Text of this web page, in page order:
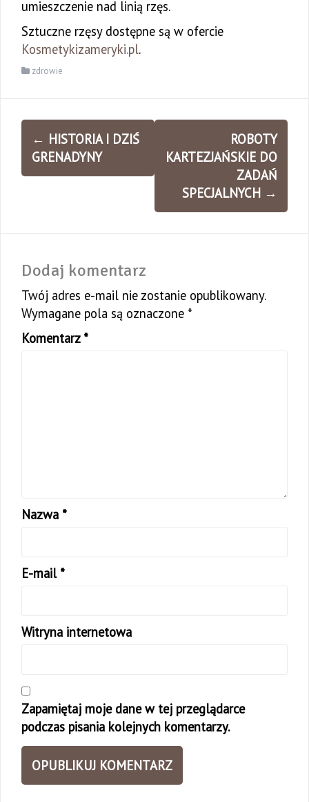
umieszczenie nad linią rzęs.
Sztuczne rzęsy dostępne są w ofercie
Kosmetykizameryki.pl.
zdrowie
Zobacz
wpisy
← HISTORIA I DZIŚ
GRENADYNY
ROBOTY
KARTEZJAŃSKIE DO
ZADAŃ
SPECJALNYCH →
Dodaj komentarz
Twój adres e-mail nie zostanie opublikowany.
Wymagane pola są oznaczone *
Komentarz *
Nazwa *
E-mail *
Witryna internetowa
Zapamiętaj moje dane w tej przeglądarce
podczas pisania kolejnych komentarzy.